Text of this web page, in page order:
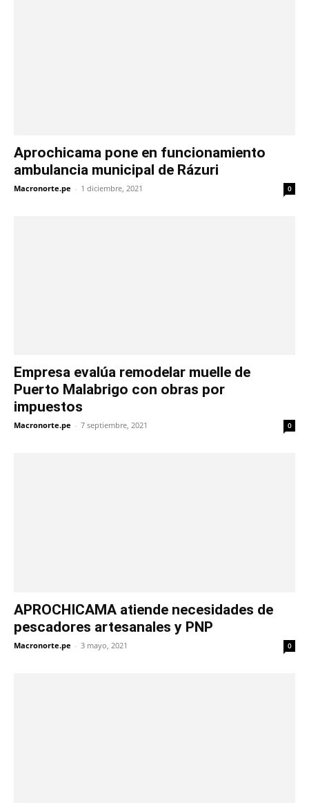
Aprochicama pone en funcionamiento
ambulancia municipal de Rázuri
Macronorte.pe - 1 diciembre, 2021 0
Empresa evalúa remodelar muelle de
Puerto Malabrigo con obras por
impuestos
Macronorte.pe - 7 septiembre, 2021 0
APROCHICAMA atiende necesidades de
pescadores artesanales y PNP
Macronorte.pe - 3 mayo, 2021 0